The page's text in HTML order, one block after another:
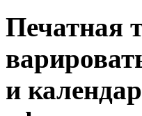
Печатная
и